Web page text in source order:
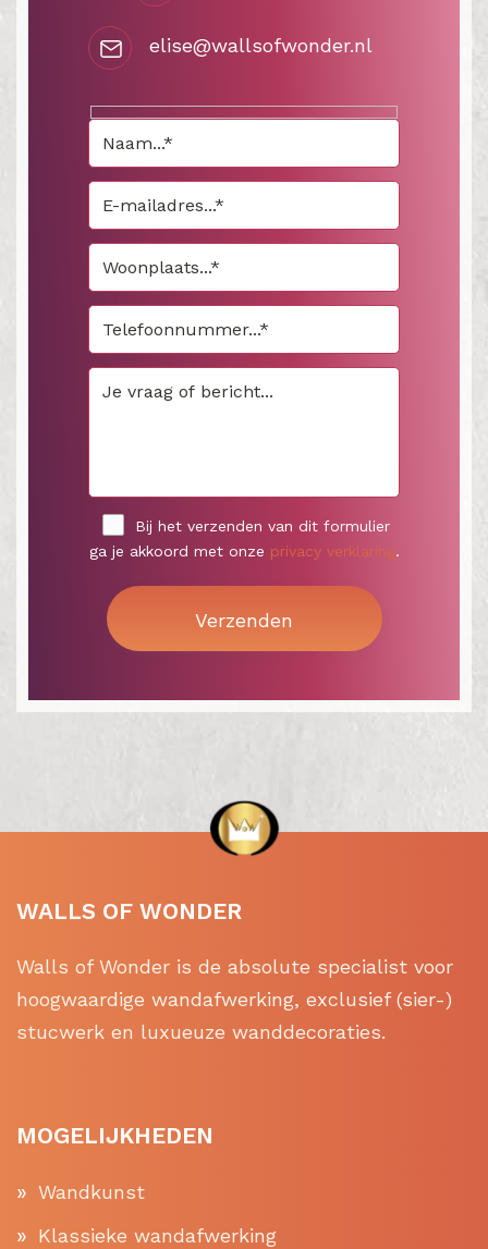
elise@wallsofwonder.nl
Bij het verzenden van dit formulier
ga je akkoord met onze privacy verklaring.
WALLS OF WONDER
Walls of Wonder is de absolute specialist voor
hoogwaardige wandafwerking, exclusief (sier-)
stucwerk en luxueuze wanddecoraties.
MOGELIJKHEDEN
Wandkunst
Klassieke wandafwerking